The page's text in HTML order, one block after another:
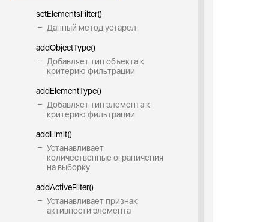
setElementsFilter()
Данный метод устарел
addObjectType()
Добавляет тип объекта к
критерию фильтрации
addElementType()
Добавляет тип элемента к
критерию фильтрации
addLimit()
Устанавливает
количественные ограничения
на выборку
addActiveFilter()
Устанавливает признак
активности элемента